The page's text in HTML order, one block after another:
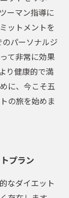
ーマン指導に
ットメントを
のパーソナルジ
て非常に効果
り健康的で満
に、今こそ五
の旅を始めま
プラン
なダイエット